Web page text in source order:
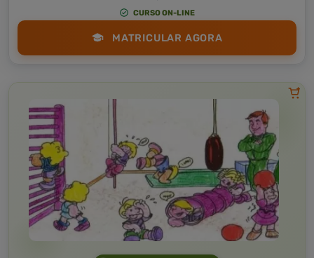
CURSO ON-LINE
MATRICULAR AGORA